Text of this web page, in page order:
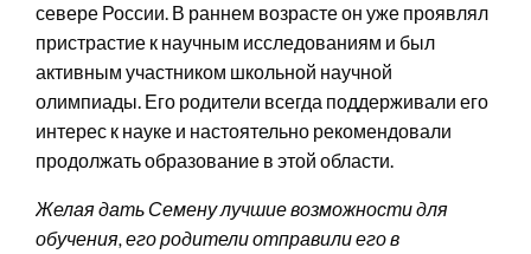
севере России. В раннем возрасте он уже проявлял
пристрастие к научным исследованиям и был
активным участником школьной научной
олимпиады. Его родители всегда поддерживали его
интерес к науке и настоятельно рекомендовали
продолжать образование в этой области.
Желая дать Семену лучшие возможности для
обучения, его родители отправили его в